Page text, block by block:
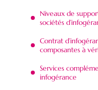
Niveaux de
sociétés
Contrat
composantes à
Services
infogérance